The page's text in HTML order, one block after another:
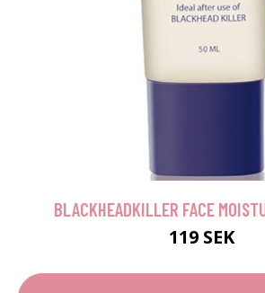
BLACKHEADKILLER FACE
119 SEK